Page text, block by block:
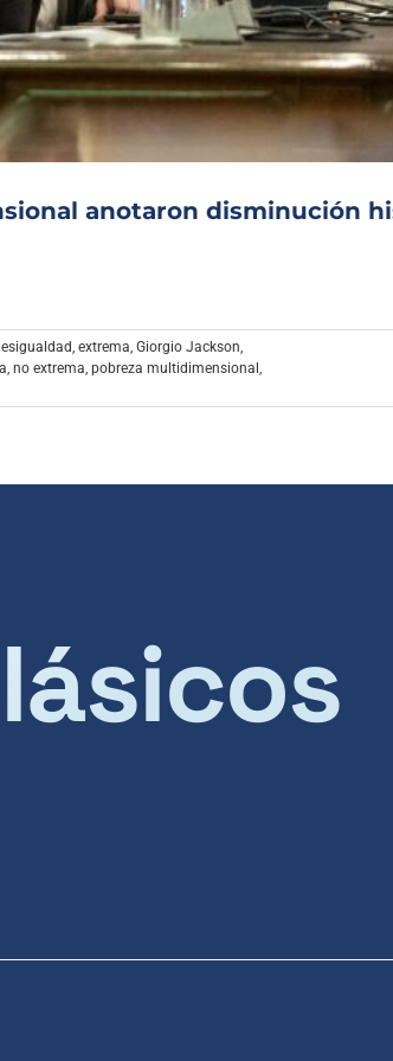
Archivo Sonoro
anotaron disminución
extrema Giorgio Jackson
no extrema pobreza multidimensional